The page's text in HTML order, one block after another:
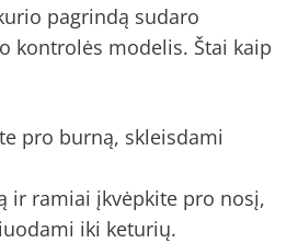
pagrindą sudaro
kontrolės modelis. Štai kaip
pro burną, skleisdami
ir ramiai įkvėpkite pro nosį,
iki keturių.